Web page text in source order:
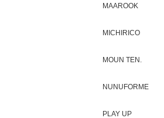
MAAROOK
MICHIRICO
MOUN TEN.
NUNUFORME
PLAY UP